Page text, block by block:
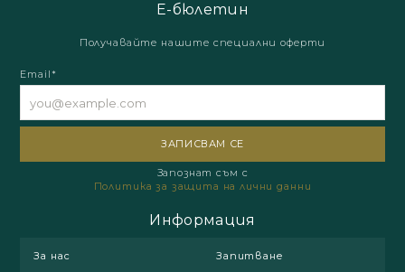
Е-бюлетин
Получавайте нашите специални оферти
Email*
Запознат съм с
Политика за защита на лични данни
Информация
За нас
Запитване